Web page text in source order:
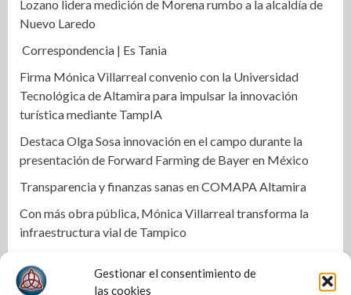
Gestionar el consentimiento de
las cookies
Lozano lidera medición de Morena rumbo a la alcaldía de
Nuevo Laredo
Correspondencia | Es Tania
Firma Mónica Villarreal convenio con la Universidad
Tecnológica de Altamira para impulsar la innovación
turística mediante TampIA
Destaca Olga Sosa innovación en el campo durante la
presentación de Forward Farming de Bayer en México
Transparencia y finanzas sanas en COMAPA Altamira
Con más obra pública, Mónica Villarreal transforma la
infraestructura vial de Tampico
regiones de Tamaulipas